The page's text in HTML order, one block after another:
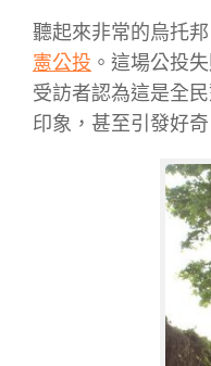
聽起來非常的烏托
憲公投 。這場公投
受訪者認為這是全
印象，甚至引發好